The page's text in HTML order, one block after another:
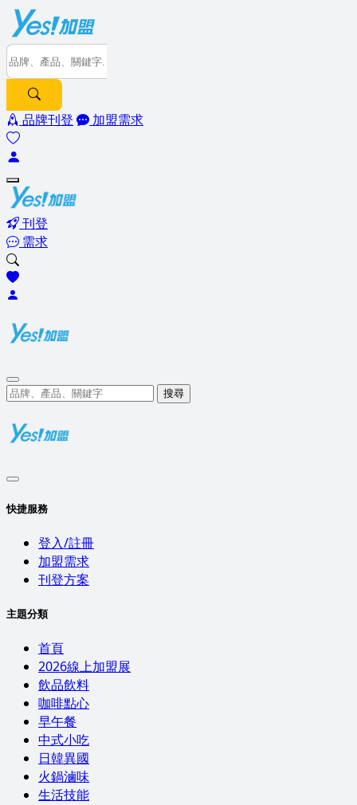
品牌刊登 加盟需求
刊登
需求
搜尋
快捷服務
登入/註冊
加盟需求
刊登方案
主題分類
首頁
2026線上加盟展
飲品飲料
咖啡點心
早午餐
中式小吃
日韓異國
火鍋滷味
生活技能